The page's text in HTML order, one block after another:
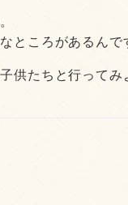
ところがあるんで
供たちと行ってみ